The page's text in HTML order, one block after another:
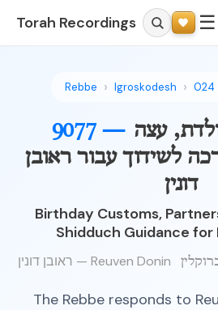
Torah Recordings ☰
Rebbe Igroskodesh 024
9077 — עצה
לשידוך עבור ראובן
דונין
Birthday Customs,
Shidduch Guidance for
ראובן דונין — Reuven Donin
The Rebbe responds to